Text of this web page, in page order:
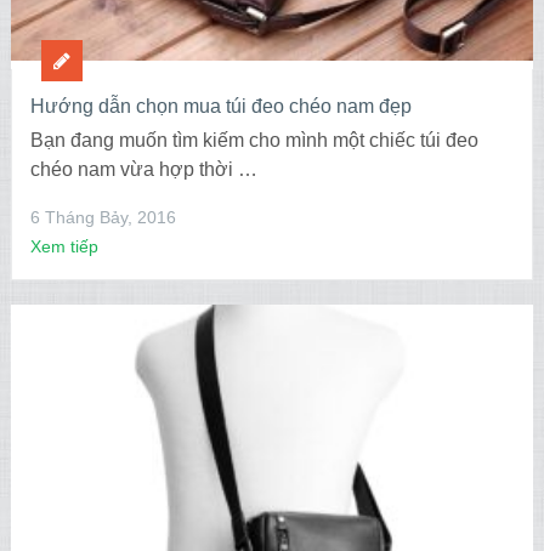
Hướng dẫn chọn mua túi đeo chéo nam đẹp
Bạn đang muốn tìm kiếm cho mình một chiếc túi đeo
chéo nam vừa hợp thời …
6 Tháng Bảy, 2016
Xem tiếp